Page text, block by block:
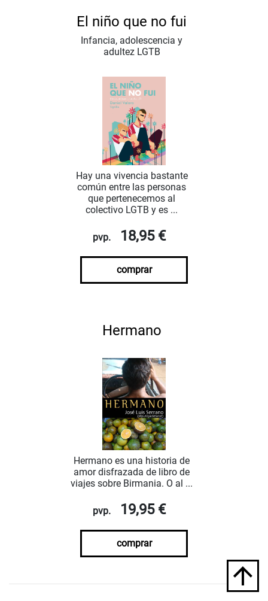
El niño que no fui
Infancia, adolescencia y
adultez LGTB
Hay una vivencia bastante
común entre las personas
que pertenecemos al
colectivo LGTB y es ...
pvp. 18,95 €
comprar
Hermano
Hermano es una historia de
amor disfrazada de libro de
viajes sobre Birmania. O al ...
pvp. 19,95 €
comprar